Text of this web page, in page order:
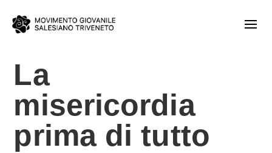
La
misericordia
prima di tutto